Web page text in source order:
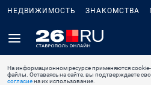
НЕДВИЖИМОСТЬ ЗНАКОМСТВА
На информационном ресурсе применяются cookie-
файлы. Оставаясь на сайте, вы подтверждаете
согласиена их использование.